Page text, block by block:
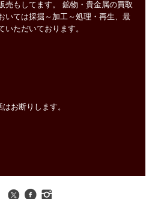
売もしてます。 鉱物・貴金属の買取
いては採掘～加工～処理・再生、最
いただいております。
お断りします。